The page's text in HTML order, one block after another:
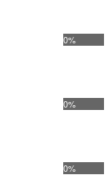
0%
0%
0%